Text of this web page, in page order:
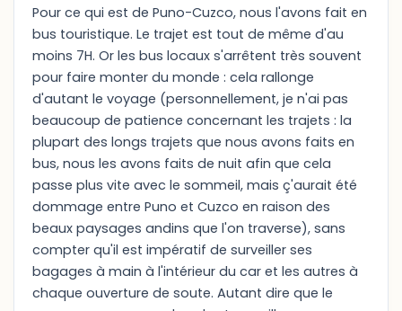
Pour ce qui est de Puno-Cuzco, nous l'avons fait en
bus touristique. Le trajet est tout de même d'au
moins 7H. Or les bus locaux s'arrêtent très souvent
pour faire monter du monde : cela rallonge
d'autant le voyage (personnellement, je n'ai pas
beaucoup de patience concernant les trajets : la
plupart des longs trajets que nous avons faits en
bus, nous les avons faits de nuit afin que cela
passe plus vite avec le sommeil, mais ç'aurait été
dommage entre Puno et Cuzco en raison des
beaux paysages andins que l'on traverse), sans
compter qu'il est impératif de surveiller ses
bagages à main à l'intérieur du car et les autres à
chaque ouverture de soute. Autant dire que le